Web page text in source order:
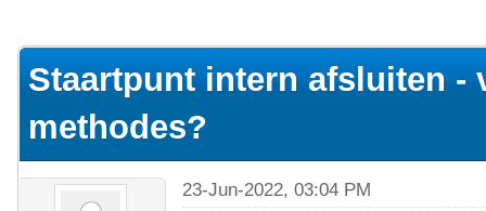
Staartpunt intern afsluiten -
methodes?
23-Jun-2022, 03:04 PM